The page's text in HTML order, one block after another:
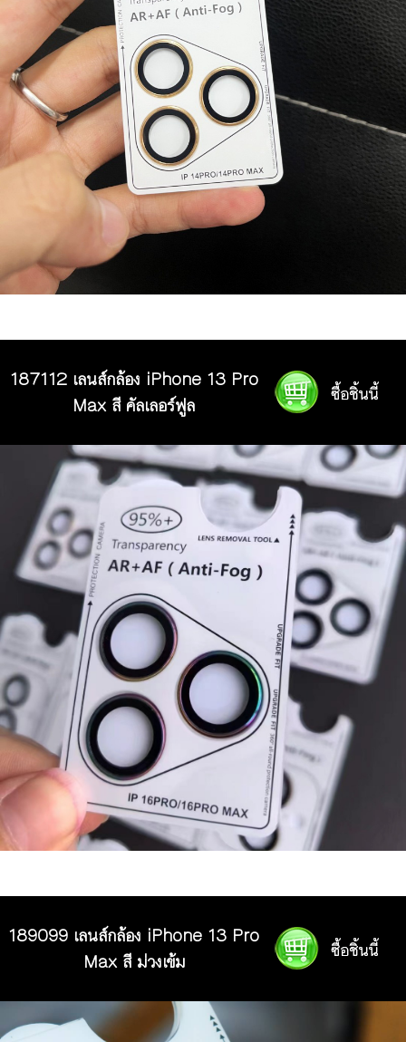
187112 เลนส์กล้อง iPhone 13 Pro
Max สี คัลเลอร์ฟูล
189099 เลนส์กล้อง iPhone 13 Pro
Max สี ม่วงเข้ม